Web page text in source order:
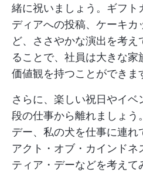
緒に祝いましょう。ギフト
ディアへの投稿、ケーキカ
ど、ささやかな演出を考
ることで、社員は大きな家
価値観を持つことができま
さらに、楽しい祝日やイ
段の仕事から離れましょう
デー、私の犬を仕事に連れ
アクト・オブ・カインドネ
ティア・デーなどを考えて